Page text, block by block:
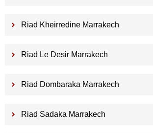
Riad Kheirredine Marrakech
Riad Le Desir Marrakech
Riad Dombaraka Marrakech
Riad Sadaka Marrakech